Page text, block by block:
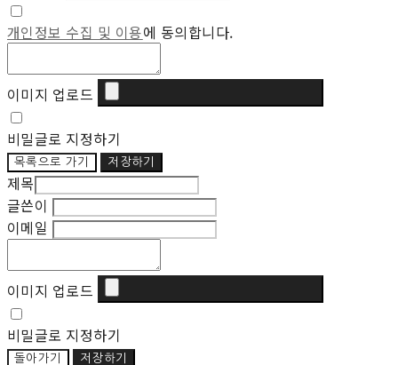
개인정보 수집 및 이용에 동의합니다.
이미지 업로드
비밀글로 지정하기
목록으로 가기 저장하기
제목
글쓴이
이메일
이미지 업로드
비밀글로 지정하기
돌아가기 저장하기